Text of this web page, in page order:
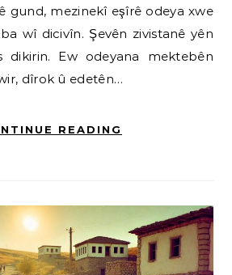
gund, mezinekî eşîrê odeya xwe
wî dicivîn. Şevên zivistanê yên
dikirin. Ew odeyana mektebên
dîrok û edetên…
READING